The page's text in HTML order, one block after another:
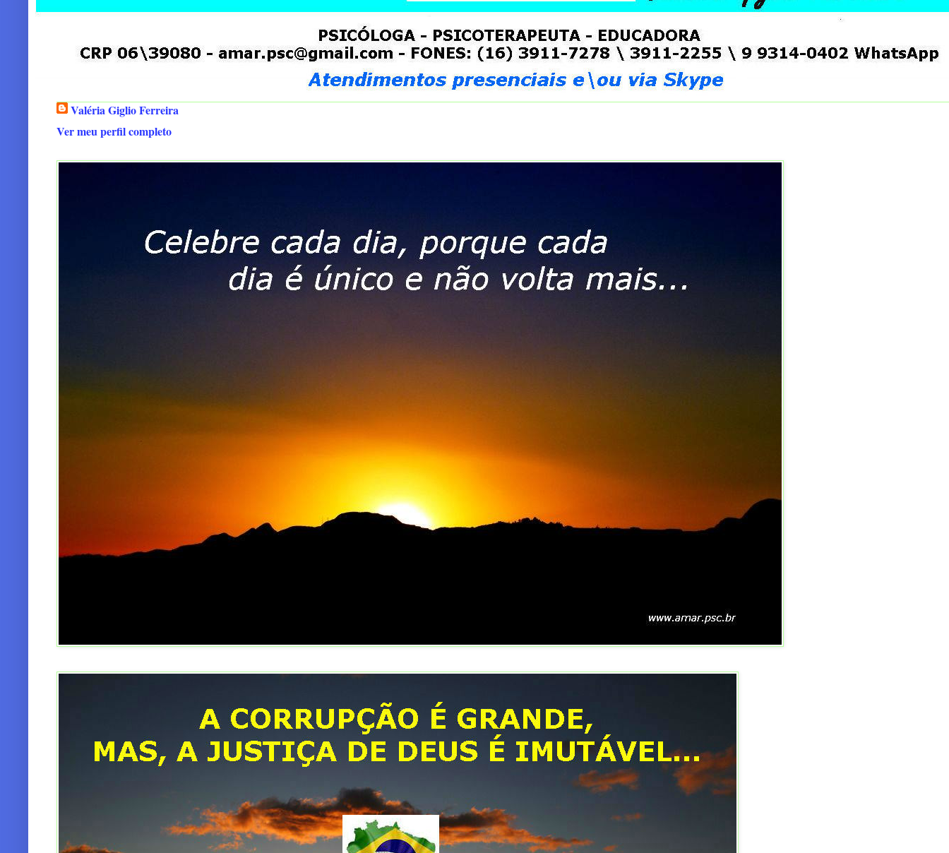
Valéria Giglio Ferreira
Ver meu perfil completo